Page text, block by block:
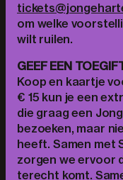
om welke
wilt ruilen.
GEEF EEN
Koop en kaartje
€ 15 kun je een
die graag een
bezoeken, maar
heeft. Samen met
zorgen we ervoor
terecht komt.